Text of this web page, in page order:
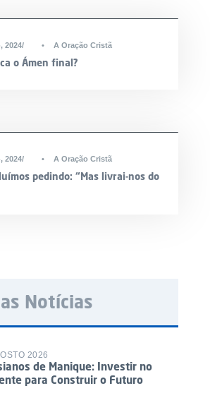
2024 • A Oração Cristã
o Ámen final?
2024 • A Oração Cristã
pedindo: “Mas livrai-nos do
Notícias
2026
de Manique: Investir no
para Construir o Futuro